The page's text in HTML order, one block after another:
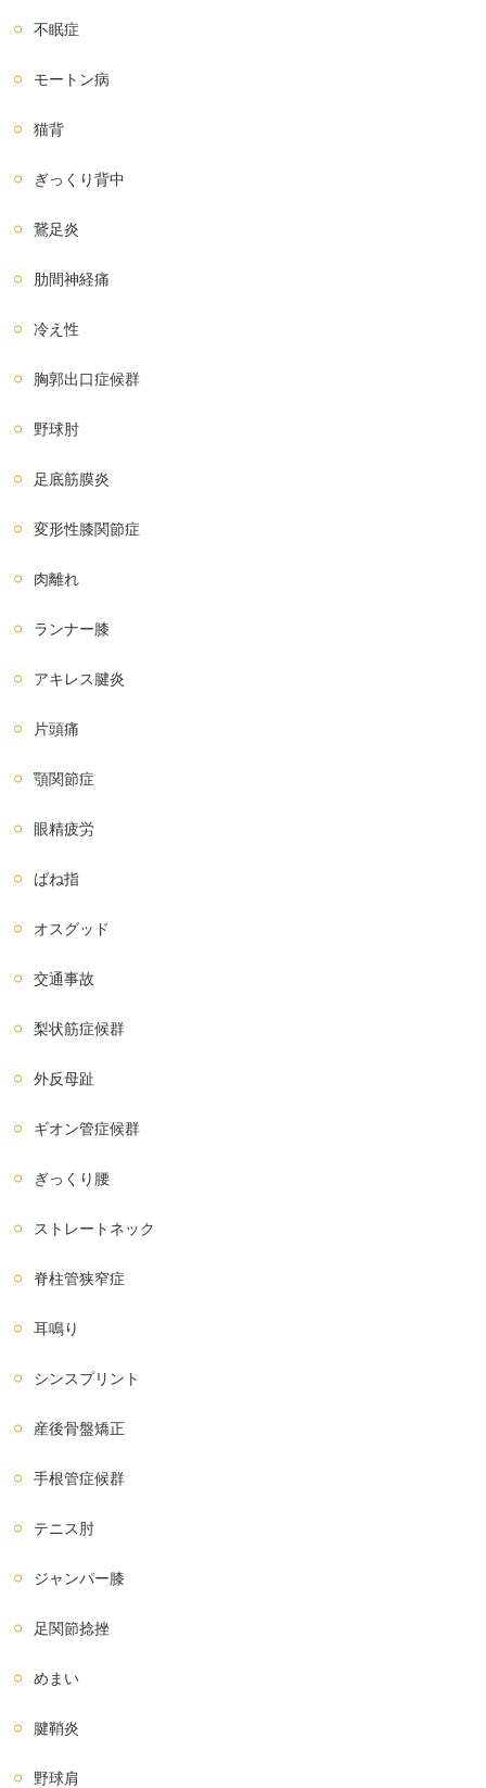
不眠症
モートン病
猫背
ぎっくり背中
鵞足炎
肋間神経痛
冷え性
胸郭出口症候群
野球肘
足底筋膜炎
変形性膝関節症
肉離れ
ランナー膝
アキレス腱炎
片頭痛
顎関節症
眼精疲労
ばね指
オスグッド
交通事故
梨状筋症候群
外反母趾
ギオン管症候群
ぎっくり腰
ストレートネック
脊柱管狭窄症
耳鳴り
シンスプリント
産後骨盤矯正
手根管症候群
テニス肘
ジャンパー膝
足関節捻挫
めまい
腱鞘炎
野球肩